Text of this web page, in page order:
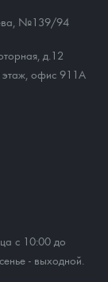
№139/94
д.12
этаж, офис 911А
с 10:00 до
- выходной.